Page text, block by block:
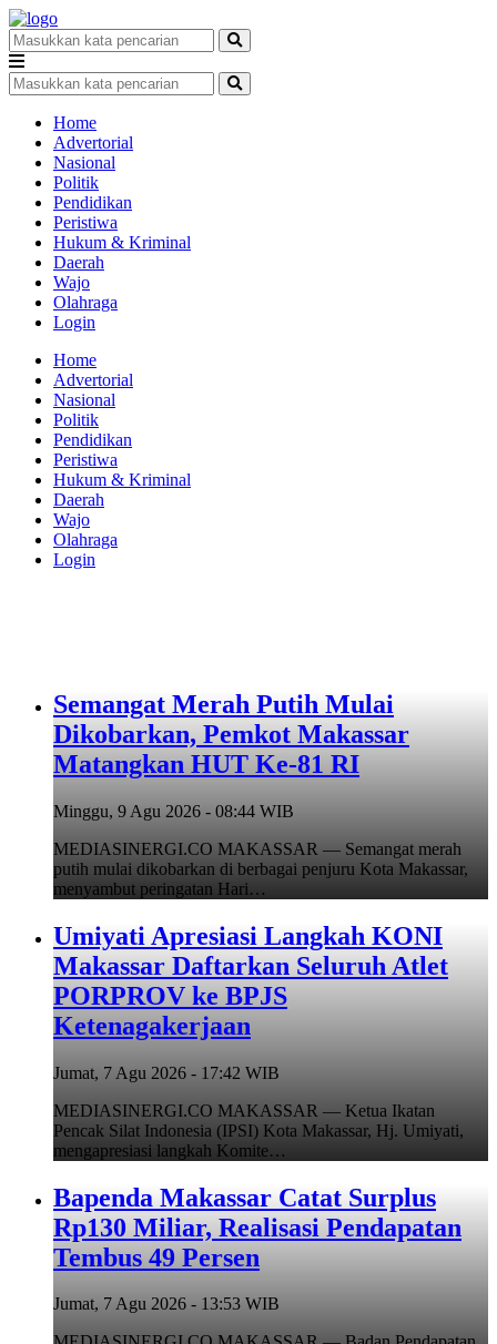
Home
Advertorial
Nasional
Politik
Pendidikan
Peristiwa
Hukum & Kriminal
Daerah
Wajo
Olahraga
Login
Home
Advertorial
Nasional
Politik
Pendidikan
Peristiwa
Hukum & Kriminal
Daerah
Wajo
Olahraga
Login
Semangat Merah Putih Mulai
Dikobarkan, Pemkot Makassar
Matangkan HUT Ke-81 RI
Minggu, 9 Agu 2026 - 08:44 WIB
MEDIASINERGI.CO MAKASSAR — Semangat merah
putih mulai dikobarkan di berbagai penjuru Kota Makassar,
menyambut peringatan Hari…
Umiyati Apresiasi Langkah KONI
Makassar Daftarkan Seluruh Atlet
PORPROV ke BPJS
Ketenagakerjaan
Jumat, 7 Agu 2026 - 17:42 WIB
MEDIASINERGI.CO MAKASSAR — Ketua Ikatan
Pencak Silat Indonesia (IPSI) Kota Makassar, Hj. Umiyati,
mengapresiasi langkah Komite…
Bapenda Makassar Catat Surplus
Rp130 Miliar, Realisasi Pendapatan
Tembus 49 Persen
Jumat, 7 Agu 2026 - 13:53 WIB